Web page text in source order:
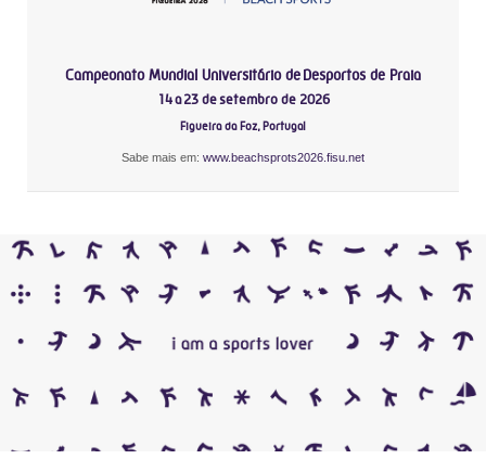
Campeonato Mundial Universitário de Desportos de Praia
14 a 23 de setembro de 2026
Figueira da Foz, Portugal
Sabe mais em: www.beachsprots2026.fisu.net